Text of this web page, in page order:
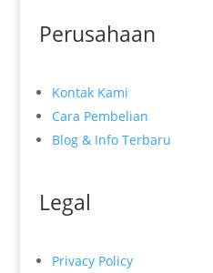
Perusahaan
Kontak Kami
Cara Pembelian
Blog & Info Terbaru
Legal
Privacy Policy